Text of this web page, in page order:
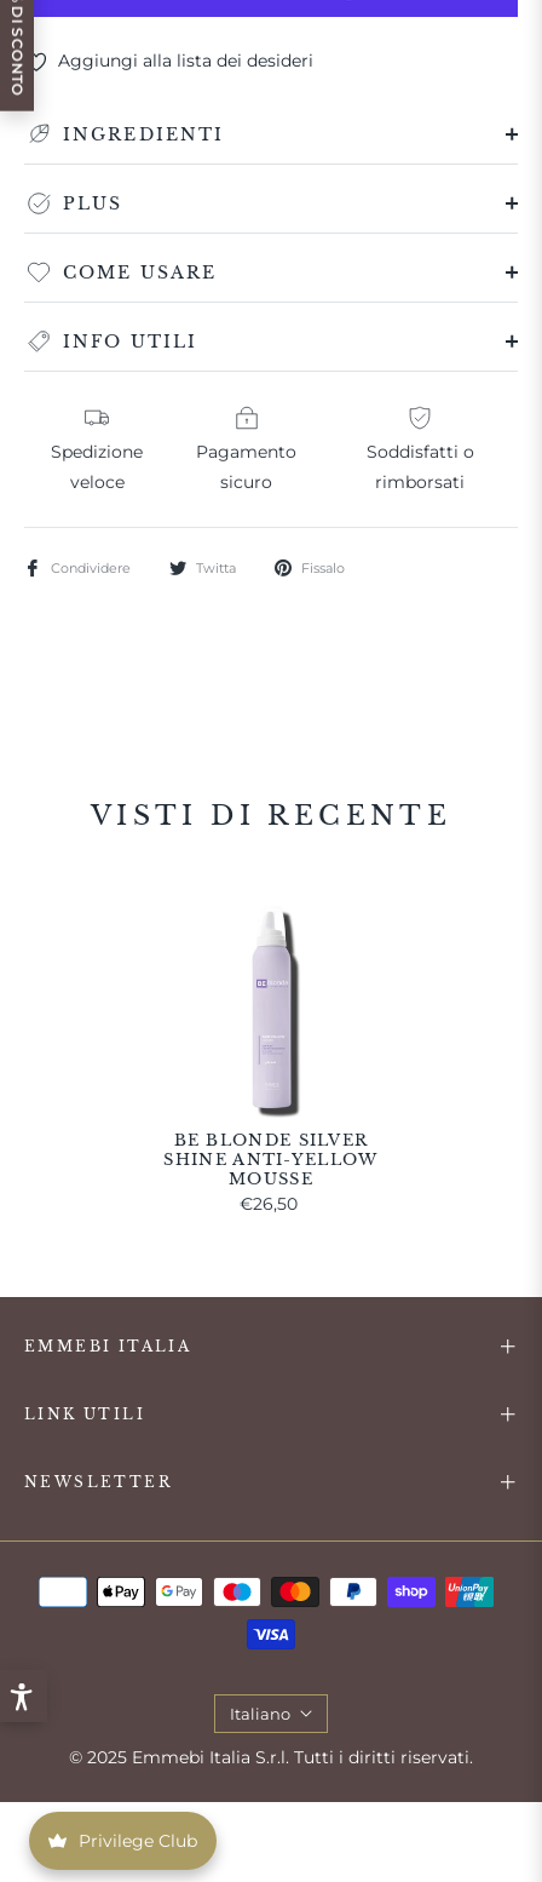
Aggiungi alla lista dei desideri
INGREDIENTI
PLUS
COME USARE
INFO UTILI
Spedizione
veloce
Pagamento
sicuro
Soddisfatti o
rimborsati
Condividere Twitta Fissalo
VISTI DI RECENTE
BE BLONDE SILVER
SHINE ANTI-YELLOW
MOUSSE
€26,50
EMMEBI ITALIA
LINK UTILI
NEWSLETTER
Italiano
© 2025 Emmebi Italia S.r.l. Tutti i diritti riservati.
Privilege Club